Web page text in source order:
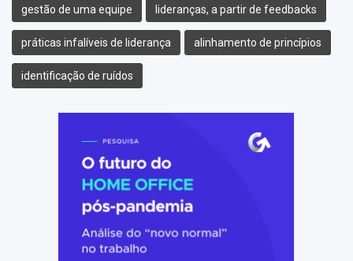
gestão de uma equipe lideranças, a partir de feedbacks
práticas infalíveis de liderança alinhamento de princípios
identificação de ruídos